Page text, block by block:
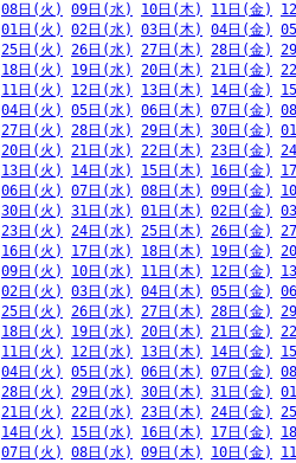
08日(火) 09日(水) 10日(木) 11日(金)
01日(火) 02日(水) 03日(木) 04日(金)
25日(火) 26日(水) 27日(木) 28日(金)
18日(火) 19日(水) 20日(木) 21日(金)
11日(火) 12日(水) 13日(木) 14日(金)
04日(火) 05日(水) 06日(木) 07日(金)
27日(火) 28日(水) 29日(木) 30日(金)
20日(火) 21日(水) 22日(木) 23日(金)
13日(火) 14日(水) 15日(木) 16日(金)
06日(火) 07日(水) 08日(木) 09日(金)
30日(火) 31日(水) 01日(木) 02日(金)
23日(火) 24日(水) 25日(木) 26日(金)
16日(火) 17日(水) 18日(木) 19日(金)
09日(火) 10日(水) 11日(木) 12日(金)
02日(火) 03日(水) 04日(木) 05日(金)
25日(火) 26日(水) 27日(木) 28日(金)
18日(火) 19日(水) 20日(木) 21日(金)
11日(火) 12日(水) 13日(木) 14日(金)
04日(火) 05日(水) 06日(木) 07日(金)
28日(火) 29日(水) 30日(木) 31日(金)
21日(火) 22日(水) 23日(木) 24日(金)
14日(火) 15日(水) 16日(木) 17日(金)
07日(火) 08日(水) 09日(木) 10日(金)